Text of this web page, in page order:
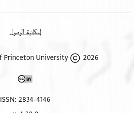
إمكانية الوصول
2026 The Trustees of Princeton University
ISSN: 2834-4146